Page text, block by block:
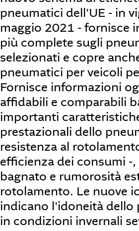
pneumatici dell'UE - in
maggio 2021 - fornisce
più complete sugli
selezionati e copre
pneumatici per veicoli
Fornisce informazioni
affidabili e comparabili
importanti
prestazionali dello
resistenza al
efficienza dei consumi -,
bagnato e rumorosità
rotolamento. Le nuove
indicano l'idoneità dello
in condizioni invernali